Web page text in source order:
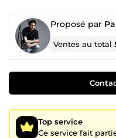
Proposé par
Ventes au total
Top service
Ce service fait